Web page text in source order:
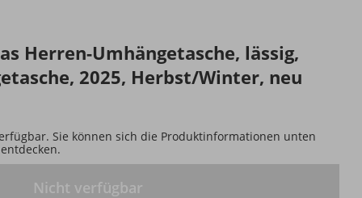
Herren-Umhängetasche, lässig,
2025, Herbst/Winter, neu
Sie können sich die Produktinformationen unten
Nicht verfügbar